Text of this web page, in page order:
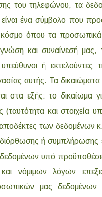
του τηλεφώνου, τα
ένα σύμβολο που
κόσμο όπου τα
και συναίνεσή
ή
αυτής. Τα
στα εξής: το
(ταυτότητα και στοιχεία
αποδέκτες των
ή
υπό
και νόμιμων λόγων
μας δεδομένων